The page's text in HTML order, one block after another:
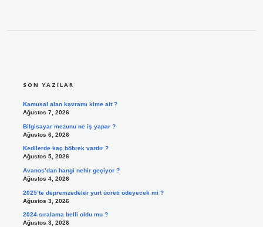
SON YAZILAR
Kamusal alan kavramı kime ait ?
Ağustos 7, 2026
Bilgisayar mezunu ne iş yapar ?
Ağustos 6, 2026
Kedilerde kaç böbrek vardır ?
Ağustos 5, 2026
Avanos’dan hangi nehir geçiyor ?
Ağustos 4, 2026
2025’te depremzedeler yurt ücreti ödeyecek mi ?
Ağustos 3, 2026
2024 sıralama belli oldu mu ?
Ağustos 3, 2026